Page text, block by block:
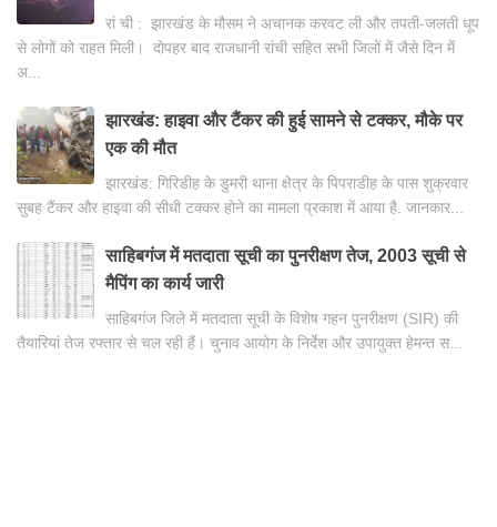
रां ची : झारखंड के मौसम ने अचानक करवट ली और तपती-जलती धूप
से लोगों को राहत मिली। दोपहर बाद राजधानी रांची सहित सभी जिलों में जैसे दिन में
अ...
झारखंड: हाइवा और टैंकर की हुई सामने से टक्कर, मौके पर
एक की मौत
झारखंड: गिरिडीह के डुमरी थाना क्षेत्र के पिपराडीह के पास शुक्रवार
सुबह टैंकर और हाइवा की सीधी टक्कर होने का मामला प्रकाश में आया है. जानकार...
साहिबगंज में मतदाता सूची का पुनरीक्षण तेज, 2003 सूची से
मैपिंग का कार्य जारी
साहिबगंज जिले में मतदाता सूची के विशेष गहन पुनरीक्षण (SIR) की
तैयारियां तेज रफ्तार से चल रही हैं। चुनाव आयोग के निर्देश और उपायुक्त हेमन्त स...